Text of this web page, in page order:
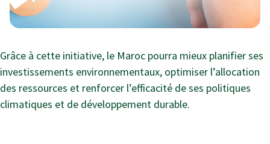
Grâce à cette initiative, le Maroc pourra mieux planifier ses
investissements environnementaux, optimiser l’allocation
des ressources et renforcer l’efficacité de ses politiques
climatiques et de développement durable.